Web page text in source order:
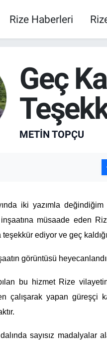
Rize Haberleri
Geç
METIN TOPÇU
iki yazımla
müsaade eden
teşekkür ediyor ve geç
görüntüsü
bu hizmet Rize
çalışarak yapan güreşçi
sayısız